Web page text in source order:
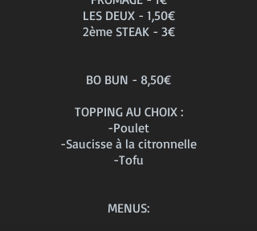
LES DEUX - 1,50€
2ème STEAK - 3€
BO BUN - 8,50€
TOPPING AU CHOIX :
-Poulet
-Saucisse à la citronnelle
-Tofu
MENUS: